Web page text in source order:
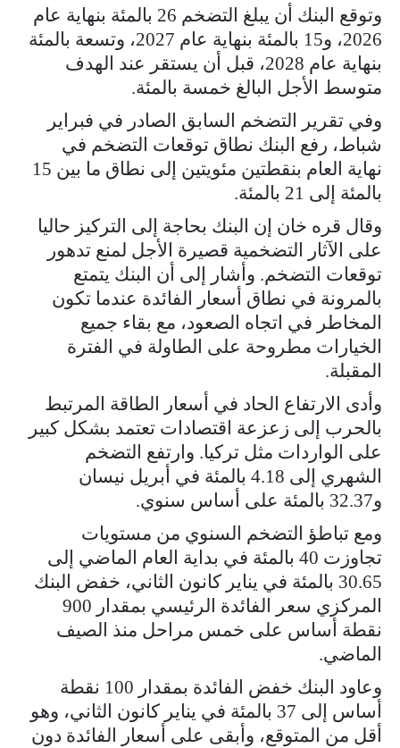
وتوقع البنك أن يبلغ ​التضخم 26 بالمئة بنهاية عام
2026، و15 بالمئة بنهاية عام 2027، وتسعة بالمئة
بنهاية عام 2028، قبل أن يستقر ‌عند ⁠الهدف
متوسط الأجل البالغ خمسة بالمئة.
وفي تقرير التضخم السابق الصادر في فبراير
شباط، رفع البنك نطاق توقعات التضخم في
نهاية العام بنقطتين مئويتين إلى نطاق ما بين 15
بالمئة إلى 21 بالمئة.
وقال قره خان إن البنك بحاجة إلى التركيز حاليا
على الآثار التضخمية قصيرة الأجل لمنع تدهور
توقعات ​التضخم. وأشار إلى أن البنك يتمتع ​
بالمرونة في نطاق ⁠أسعار الفائدة عندما تكون
المخاطر في اتجاه الصعود، مع بقاء جميع
الخيارات مطروحة على الطاولة في الفترة
المقبلة.
وأدى الارتفاع الحاد في أسعار الطاقة المرتبط ​
بالحرب إلى زعزعة اقتصادات تعتمد بشكل كبير
على الواردات مثل تركيا. وارتفع ​التضخم
الشهري ⁠إلى 4.18 بالمئة في أبريل نيسان
و32.37 بالمئة على أساس سنوي.
ومع تباطؤ التضخم السنوي من مستويات
تجاوزت 40 بالمئة في بداية العام الماضي إلى
30.65 بالمئة في يناير كانون الثاني، خفض البنك
المركزي سعر ⁠الفائدة الرئيسي ​بمقدار 900
نقطة أساس على خمس مراحل منذ الصيف ​
الماضي.
وعاود البنك خفض الفائدة بمقدار 100 نقطة
أساس إلى 37 بالمئة في يناير كانون الثاني، وهو
أقل من المتوقع، وأبقى ​على أسعار الفائدة دون